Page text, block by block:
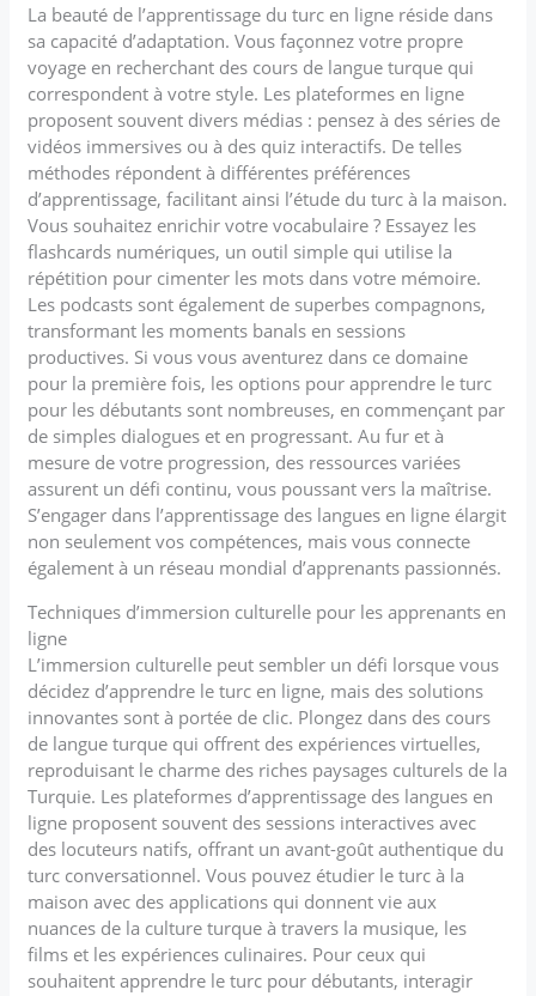
La beauté de l’apprentissage du turc en ligne réside dans
sa capacité d’adaptation. Vous façonnez votre propre
voyage en recherchant des cours de langue turque qui
correspondent à votre style. Les plateformes en ligne
proposent souvent divers médias : pensez à des séries de
vidéos immersives ou à des quiz interactifs. De telles
méthodes répondent à différentes préférences
d’apprentissage, facilitant ainsi l’étude du turc à la maison.
Vous souhaitez enrichir votre vocabulaire ? Essayez les
flashcards numériques, un outil simple qui utilise la
répétition pour cimenter les mots dans votre mémoire.
Les podcasts sont également de superbes compagnons,
transformant les moments banals en sessions
productives. Si vous vous aventurez dans ce domaine
pour la première fois, les options pour apprendre le turc
pour les débutants sont nombreuses, en commençant par
de simples dialogues et en progressant. Au fur et à
mesure de votre progression, des ressources variées
assurent un défi continu, vous poussant vers la maîtrise.
S’engager dans l’apprentissage des langues en ligne élargit
non seulement vos compétences, mais vous connecte
également à un réseau mondial d’apprenants passionnés.
Techniques d’immersion culturelle pour les apprenants en
ligne
L’immersion culturelle peut sembler un défi lorsque vous
décidez d’apprendre le turc en ligne, mais des solutions
innovantes sont à portée de clic. Plongez dans des cours
de langue turque qui offrent des expériences virtuelles,
reproduisant le charme des riches paysages culturels de la
Turquie. Les plateformes d’apprentissage des langues en
ligne proposent souvent des sessions interactives avec
des locuteurs natifs, offrant un avant-goût authentique du
turc conversationnel. Vous pouvez étudier le turc à la
maison avec des applications qui donnent vie aux
nuances de la culture turque à travers la musique, les
films et les expériences culinaires. Pour ceux qui
souhaitent apprendre le turc pour débutants, interagir